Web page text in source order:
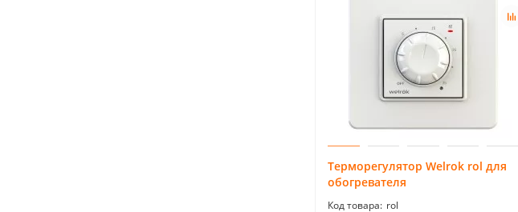
Терморегулятор Welrok rol для
обогревателя
rol